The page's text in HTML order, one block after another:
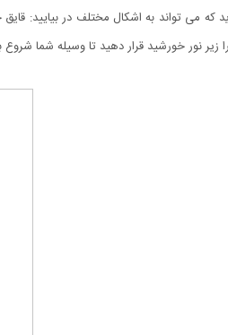
که می تواند به اشکال مختلف در بیایید:
زیر نور خورشید قرار دهید تا وسیله شما